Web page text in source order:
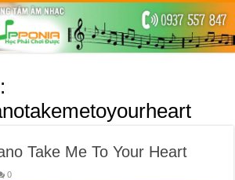
Take Me To Your Heart
0